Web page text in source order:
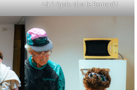
Là il rigole plus le Bernard !